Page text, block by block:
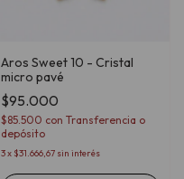
Aros Sweet 10 - Cristal
micro pavé
$95.000
$85.500 con Transferencia o
depósito
3x $31.666,67 sin interés